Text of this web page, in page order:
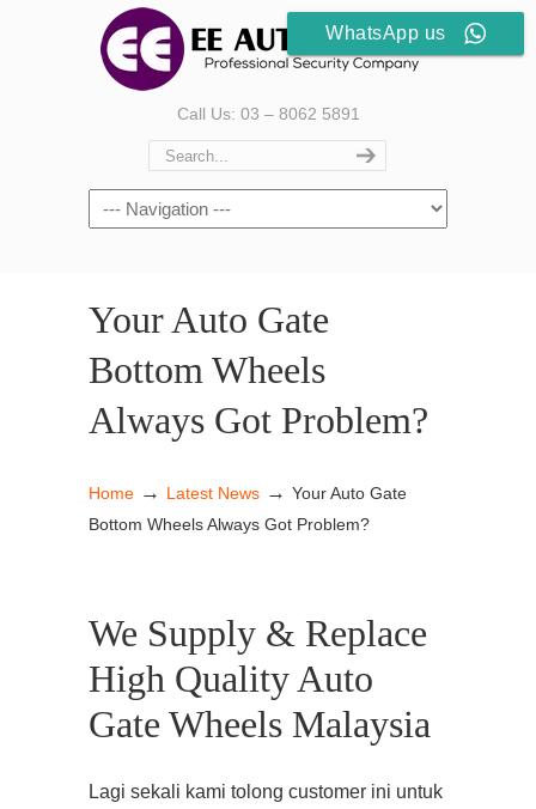
Call Us: 03 – 8062 5891
Your Auto Gate
Bottom Wheels
Always Got Problem?
Home → Latest News → Your Auto Gate
Bottom Wheels Always Got Problem?
We Supply & Replace
High Quality Auto
Gate Wheels Malaysia
Lagi sekali kami tolong customer ini untuk
WhatsApp us